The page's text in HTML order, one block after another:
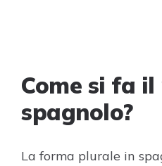
Come si fa
spagnolo?
La forma plurale in